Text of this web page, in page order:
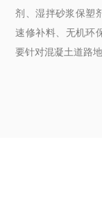
剂、湿拌砂浆保塑
速修补料、无机环
要针对混凝土道路